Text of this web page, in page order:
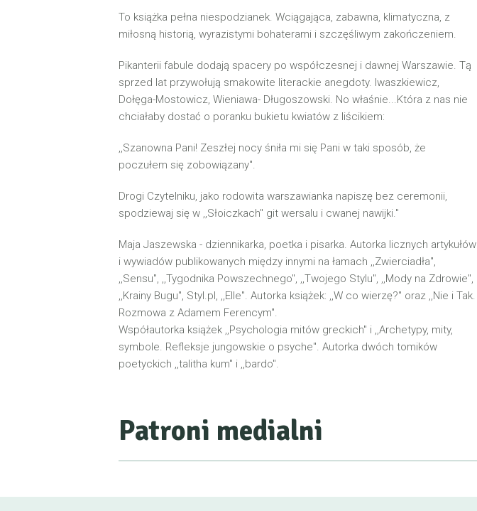
To książka pełna niespodzianek. Wciągająca, zabawna, klimatyczna, z
miłosną historią, wyrazistymi bohaterami i szczęśliwym zakończeniem.
Pikanterii fabule dodają spacery po współczesnej i dawnej Warszawie. Tą
sprzed lat przywołują smakowite literackie anegdoty. Iwaszkiewicz,
Dołęga-Mostowicz, Wieniawa- Długoszowski. No właśnie...Która z nas nie
chciałaby dostać o poranku bukietu kwiatów z liścikiem:
,,Szanowna Pani! Zeszłej nocy śniła mi się Pani w taki sposób, że
poczułem się zobowiązany".
Drogi Czytelniku, jako rodowita warszawianka napiszę bez ceremonii,
spodziewaj się w ,,Słoiczkach" git wersalu i cwanej nawijki."
Maja Jaszewska - dziennikarka, poetka i pisarka. Autorka licznych artykułów
i wywiadów publikowanych między innymi na łamach ,,Zwierciadła",
,,Sensu", ,,Tygodnika Powszechnego", ,,Twojego Stylu", ,,Mody na Zdrowie",
,,Krainy Bugu", Styl.pl, ,,Elle". Autorka książek: ,,W co wierzę?" oraz ,,Nie i Tak.
Rozmowa z Adamem Ferencym".
Współautorka książek ,,Psychologia mitów greckich" i ,,Archetypy, mity,
symbole. Refleksje jungowskie o psyche". Autorka dwóch tomików
poetyckich ,,talitha kum" i ,,bardo".
Patroni medialni